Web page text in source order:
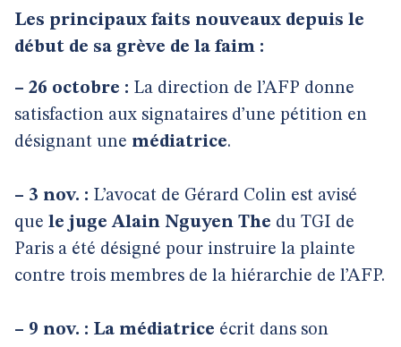
Les principaux faits nouveaux depuis le
début de sa grève de la faim :
– 26 octobre : La direction de l’AFP donne
satisfaction aux signataires d’une pétition en
désignant une médiatrice.
– 3 nov. : L’avocat de Gérard Colin est avisé
que le juge Alain Nguyen The du TGI de
Paris a été désigné pour instruire la plainte
contre trois membres de la hiérarchie de l’AFP.
– 9 nov. : La médiatrice écrit dans son